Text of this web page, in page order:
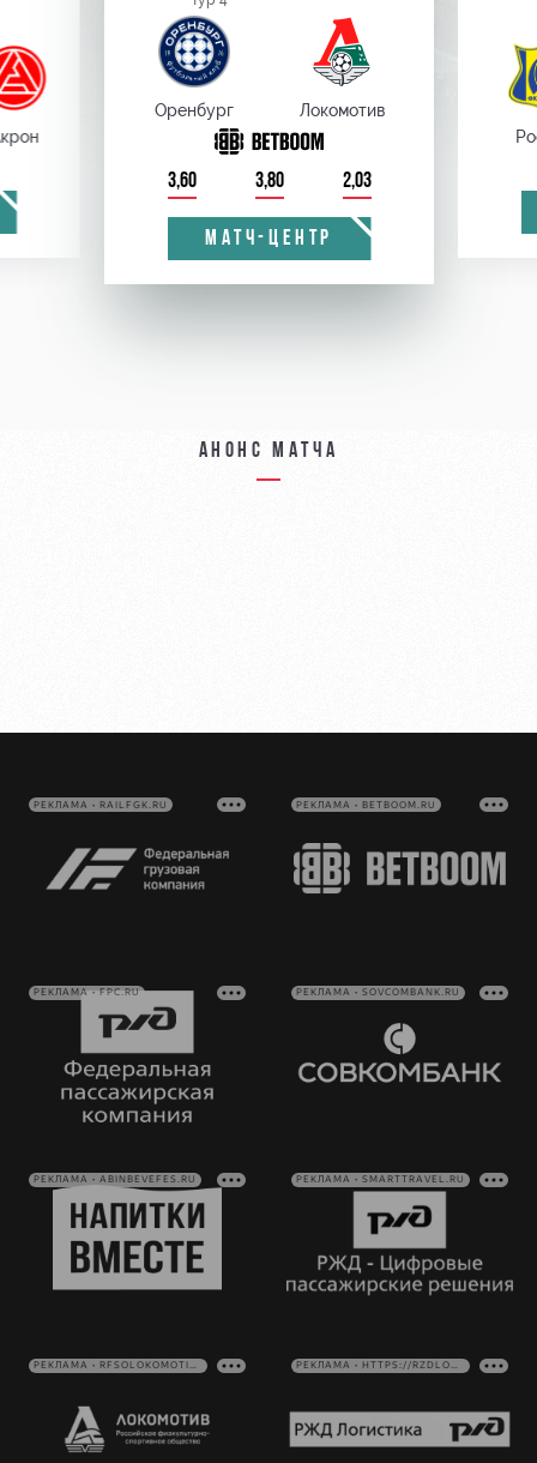
Оренбург Локомотив
3,60 3,80 2,03
МАТЧ-ЦЕНТР
Анонс матча
РЕКЛАМА • RAILFGK.RU РЕКЛАМА • BETBOOM.RU
РЕКЛАМА • FPC.RU РЕКЛАМА • SOVCOMBANK.RU
РЕКЛАМА • ABINBEVEFES.RU РЕКЛАМА • SMARTTRAVEL.RU
РЕКЛАМА • RFSOLOKOMOTIV.RU РЕКЛАМА • HTTPS://RZDLOG.RU/